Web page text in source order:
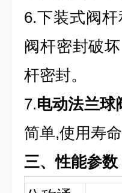
6.下装式阀
阀杆密封破
杆密封。
7.电动法兰球
简单,使用寿
三、性能参数